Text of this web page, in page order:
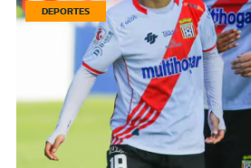
DEPORTES